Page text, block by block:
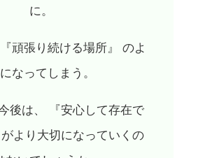
に。
頑張り続ける場所』 のよ
なってしまう。
後は、 『安心して存在で
より大切になっていくの